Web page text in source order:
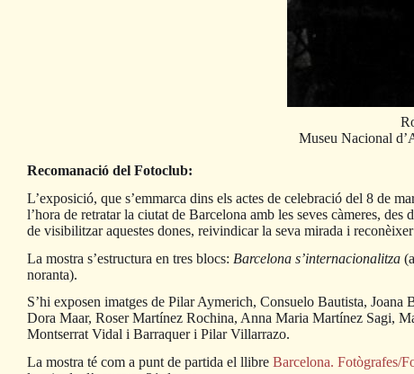
Museu Nacional
Recomanació del Fotoclub:
L’exposició, que s’emmarca dins els actes de celebració del 8 de
l’hora de retratar la ciutat de Barcelona amb les seves càmeres,
de visibilitzar aquestes dones, reivindicar la seva mirada i
La mostra s’estructura en tres blocs: Barcelona s’internacionalitza
noranta).
S’hi exposen imatges de Pilar Aymerich, Consuelo Bautista,
Dora Maar, Roser Martínez Rochina, Anna Maria Martínez Sagi,
Montserrat Vidal i Barraquer i Pilar Villarrazo.
La mostra té com a punt de partida el llibre Barcelona. Fotògrafes/